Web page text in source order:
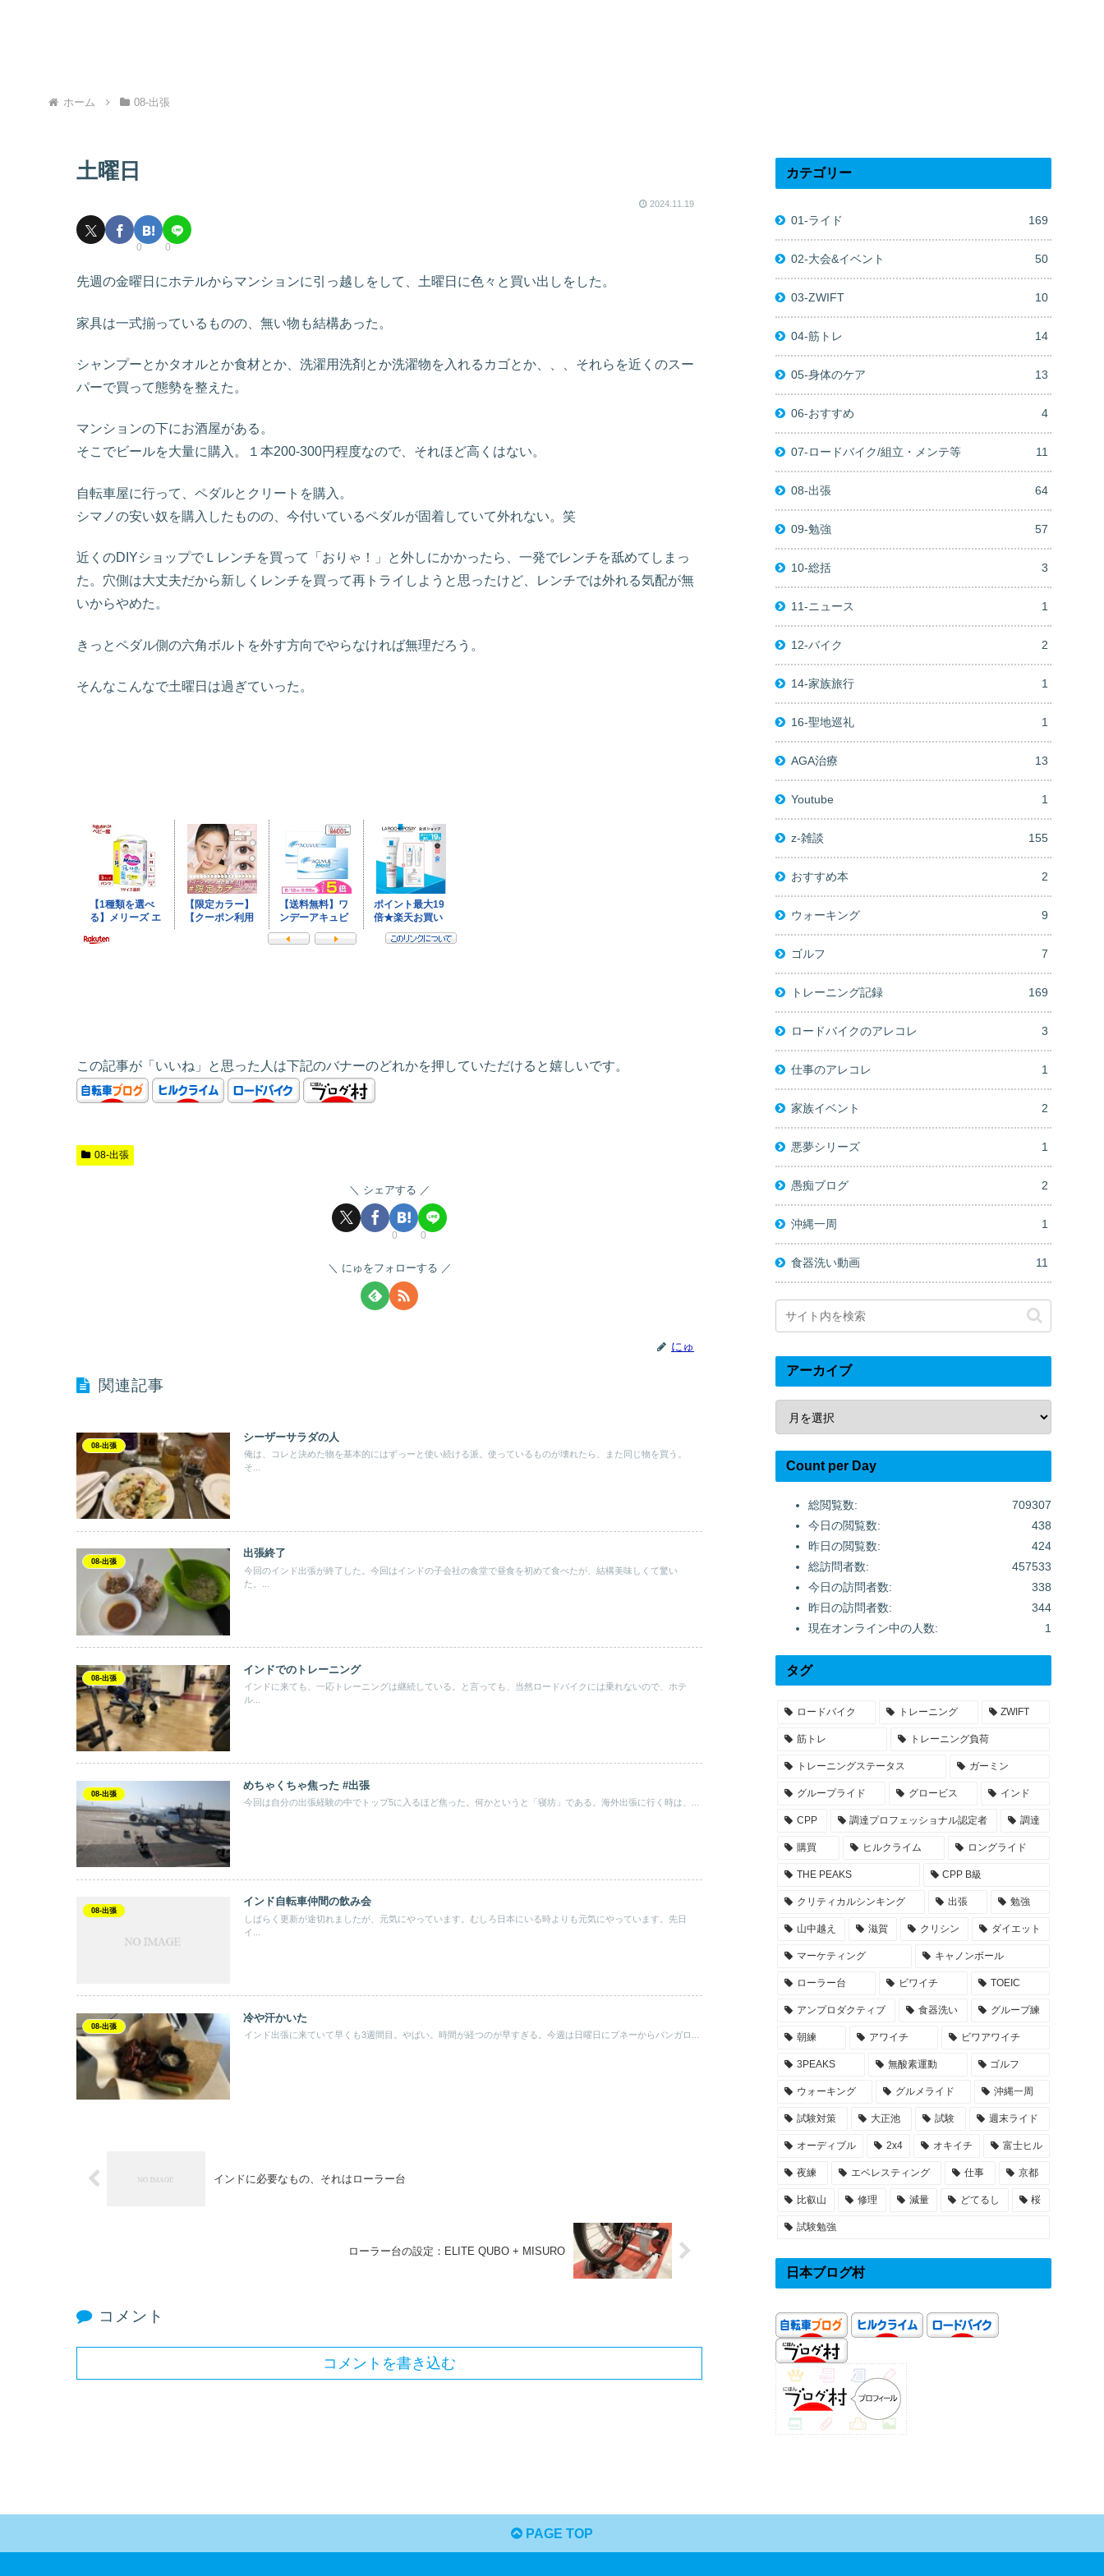
ホーム 08-出張
土曜日
2024.11.19
0 0
先週の金曜日にホテルからマンションに引っ越しをして、土曜日に色々と買い出しをした。
家具は一式揃っているものの、無い物も結構あった。
シャンプーとかタオルとか食材とか、洗濯用洗剤とか洗濯物を入れるカゴとか、、、それらを近くのスー
パーで買って態勢を整えた。
マンションの下にお酒屋がある。
そこでビールを大量に購入。１本200-300円程度なので、それほど高くはない。
自転車屋に行って、ペダルとクリートを購入。
シマノの安い奴を購入したものの、今付いているペダルが固着していて外れない。笑
近くのDIYショップでＬレンチを買って「おりゃ！」と外しにかかったら、一発でレンチを舐めてしまっ
た。穴側は大丈夫だから新しくレンチを買って再トライしようと思ったけど、レンチでは外れる気配が無
いからやめた。
きっとペダル側の六角ボルトを外す方向でやらなければ無理だろう。
そんなこんなで土曜日は過ぎていった。
この記事が「いいね」と思った人は下記のバナーのどれかを押していただけると嬉しいです。
08-出張
シェアする
0 0
にゅをフォローする
にゅ
関連記事
08-出張
シーザーサラダの人
俺は、コレと決めた物を基本的にはずっーと使い続ける派。使っているものが壊れたら、また同じ物を買う。
そ...
08-出張
出張終了
今回のインド出張が終了した。今回はインドの子会社の食堂で昼食を初めて食べたが、結構美味しくて驚い
た。...
08-出張
インドでのトレーニング
インドに来ても、一応トレーニングは継続している。と言っても、当然ロードバイクには乗れないので、ホテ
ル...
08-出張
めちゃくちゃ焦った #出張
今回は自分の出張経験の中でトップ5に入るほど焦った。何かというと「寝坊」である。海外出張に行く時は、...
08-出張
インド自転車仲間の飲み会
しばらく更新が途切れましたが、元気にやっています。むしろ日本にいる時よりも元気にやっています。先日
イ...
08-出張
冷や汗かいた
インド出張に来ていて早くも3週間目。やばい。時間が経つのが早すぎる。今週は日曜日にプネーからバンガロ...
インドに必要なもの、それはローラー台
ローラー台の設定：ELITE QUBO + MISURO
コメント
コメントを書き込む
カテゴリー
01-ライド 169
02-大会&イベント 50
03-ZWIFT 10
04-筋トレ 14
05-身体のケア 13
06-おすすめ 4
07-ロードバイク/組立・メンテ等 11
08-出張 64
09-勉強 57
10-総括 3
11-ニュース 1
12-バイク 2
14-家族旅行 1
16-聖地巡礼 1
AGA治療 13
Youtube 1
z-雑談 155
おすすめ本 2
ウォーキング 9
ゴルフ 7
トレーニング記録 169
ロードバイクのアレコレ 3
仕事のアレコレ 1
家族イベント 2
悪夢シリーズ 1
愚痴ブログ 2
沖縄一周 1
食器洗い動画 11
アーカイブ
Count per Day
709307
総閲覧数:
438
今日の閲覧数:
424
昨日の閲覧数:
457533
総訪問者数:
338
今日の訪問者数:
344
昨日の訪問者数:
1
現在オンライン中の人数:
タグ
ロードバイク トレーニング ZWIFT
筋トレ トレーニング負荷
トレーニングステータス ガーミン
グループライド グロービス インド
CPP 調達プロフェッショナル認定者 調達
購買 ヒルクライム ロングライド
THE PEAKS CPP B級
クリティカルシンキング 出張 勉強
山中越え 滋賀 クリシン ダイエット
マーケティング キャノンボール
ローラー台 ビワイチ TOEIC
アンプロダクティブ 食器洗い グループ練
朝練 アワイチ ビワアワイチ
3PEAKS 無酸素運動 ゴルフ
ウォーキング グルメライド 沖縄一周
試験対策 大正池 試験 週末ライド
オーディブル 2x4 オキイチ 富士ヒル
夜練 エベレスティング 仕事 京都
比叡山 修理 減量 どてるし 桜
試験勉強
日本ブログ村
PAGE TOP